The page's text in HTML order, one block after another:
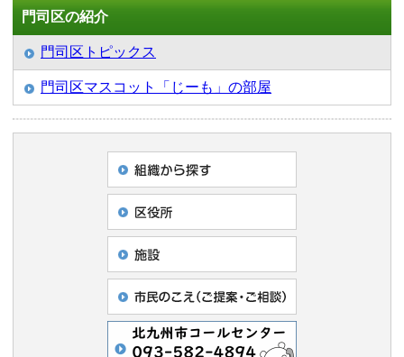
門司区の紹介
門司区トピックス
門司区マスコット「じーも」の部屋